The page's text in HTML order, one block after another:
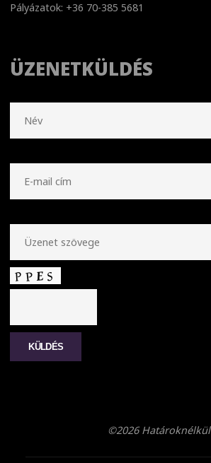
Pályázatok: +36 70-385 5681
ÜZENETKÜLDÉS
©2026 Határoknélkül